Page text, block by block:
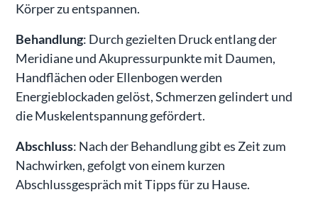
Körper zu entspannen.
Behandlung: Durch gezielten Druck entlang der
Meridiane und Akupressurpunkte mit Daumen,
Handflächen oder Ellenbogen werden
Energieblockaden gelöst, Schmerzen gelindert und
die Muskelentspannung gefördert.
Abschluss: Nach der Behandlung gibt es Zeit zum
Nachwirken, gefolgt von einem kurzen
Abschlussgespräch mit Tipps für zu Hause.